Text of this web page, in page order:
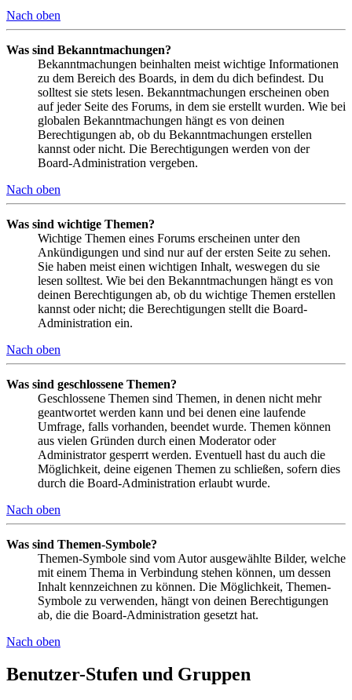
Nach oben
Was sind Bekanntmachungen?
Bekanntmachungen beinhalten meist wichtige Informationen
zu dem Bereich des Boards, in dem du dich befindest. Du
solltest sie stets lesen. Bekanntmachungen erscheinen oben
auf jeder Seite des Forums, in dem sie erstellt wurden. Wie bei
globalen Bekanntmachungen hängt es von deinen
Berechtigungen ab, ob du Bekanntmachungen erstellen
kannst oder nicht. Die Berechtigungen werden von der
Board-Administration vergeben.
Nach oben
Was sind wichtige Themen?
Wichtige Themen eines Forums erscheinen unter den
Ankündigungen und sind nur auf der ersten Seite zu sehen.
Sie haben meist einen wichtigen Inhalt, weswegen du sie
lesen solltest. Wie bei den Bekanntmachungen hängt es von
deinen Berechtigungen ab, ob du wichtige Themen erstellen
kannst oder nicht; die Berechtigungen stellt die Board-
Administration ein.
Nach oben
Was sind geschlossene Themen?
Geschlossene Themen sind Themen, in denen nicht mehr
geantwortet werden kann und bei denen eine laufende
Umfrage, falls vorhanden, beendet wurde. Themen können
aus vielen Gründen durch einen Moderator oder
Administrator gesperrt werden. Eventuell hast du auch die
Möglichkeit, deine eigenen Themen zu schließen, sofern dies
durch die Board-Administration erlaubt wurde.
Nach oben
Was sind Themen-Symbole?
Themen-Symbole sind vom Autor ausgewählte Bilder, welche
mit einem Thema in Verbindung stehen können, um dessen
Inhalt kennzeichnen zu können. Die Möglichkeit, Themen-
Symbole zu verwenden, hängt von deinen Berechtigungen
ab, die die Board-Administration gesetzt hat.
Nach oben
Benutzer-Stufen und Gruppen